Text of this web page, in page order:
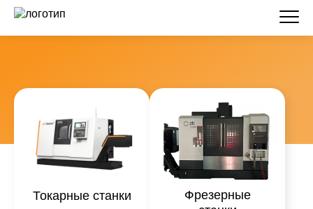
Токарные станки
Фрезерные